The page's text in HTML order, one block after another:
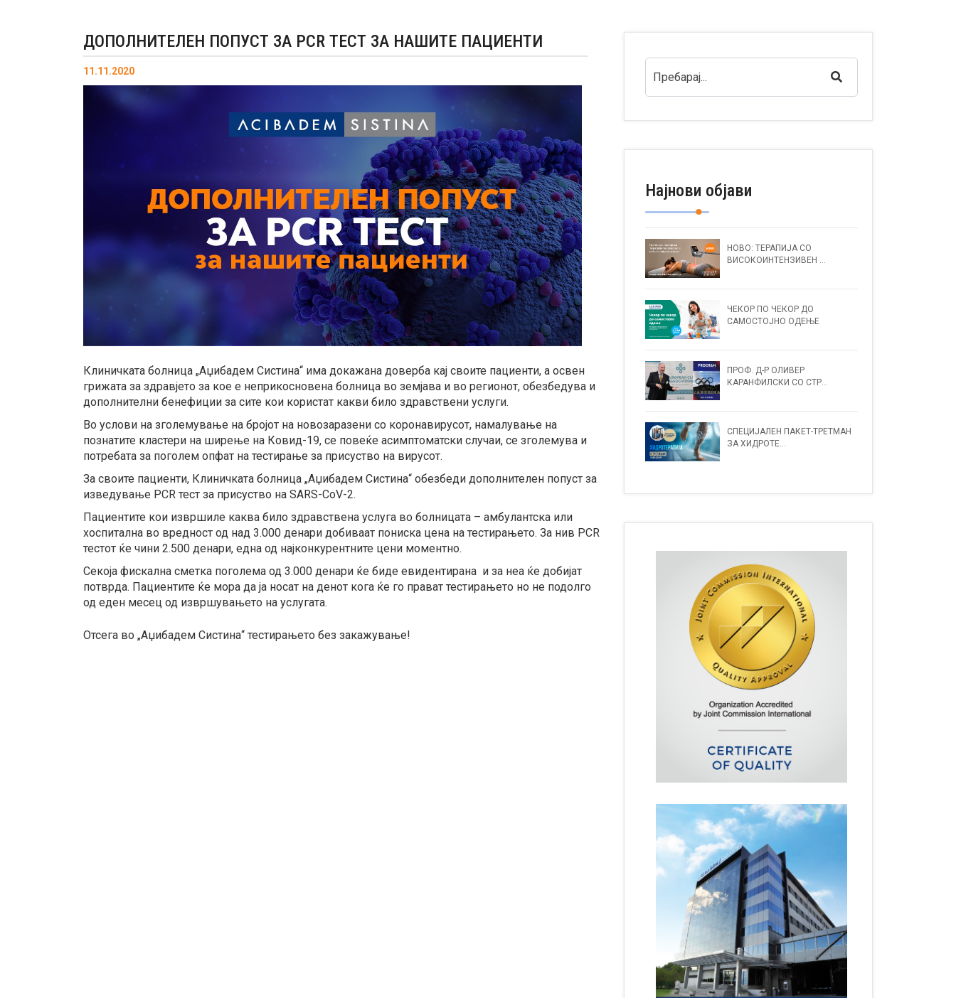
ДОПОЛНИТЕЛЕН ПОПУСТ ЗА PCR ТЕСТ ЗА НАШИТЕ ПАЦИЕНТИ
11.11.2020
Клиничката болница „Аџибадем Систина“ има докажана доверба кај своите пациенти, а освен
грижата за здравјето за кое е неприкосновена болница во земјава и во регионот, обезбедува и
дополнителни бенефиции за сите кои користат какви било здравствени услуги.
Во услови на зголемување на бројот на новозаразени со коронавирусот, намалување на
познатите кластери на ширење на Ковид-19, се повеќе асимптоматски случаи, се зголемува и
потребата за поголем опфат на тестирање за присуство на вирусот.
За своите пациенти, Клиничката болница „Аџибадем Систина“ обезбеди дополнителен попуст за
изведување PCR тест за присуство на SARS-CoV-2.
Пациентите кои извршиле каква било здравствена услуга во болницата – амбулантска или
хоспитална во вредност од над 3.000 денари добиваат пониска цена на тестирањето. За нив PCR
тестот ќе чини 2.500 денари, една од најконкурентните цени моментно.
Секоја фискална сметка поголема од 3.000 денари ќе биде евидентирана и за неа ќе добијат
потврда. Пациентите ќе мора да ја носат на денот кога ќе го прават тестирањето но не подолго
од еден месец од извршувањето на услугата.
Отсега во „Аџибадем Систина“ тестирањето без закажување!
Најнови објави
НОВО: ТЕРАПИЈА СО
ВИСОКОИНТЕНЗИВЕН ...
ЧЕКОР ПО ЧЕКОР ДО
САМОСТОЈНО ОДЕЊЕ
ПРОФ. Д-Р ОЛИВЕР
КАРАНФИЛСКИ СО СТР...
СПЕЦИЈАЛЕН ПАКЕТ-ТРЕТМАН
ЗА ХИДРОТЕ...